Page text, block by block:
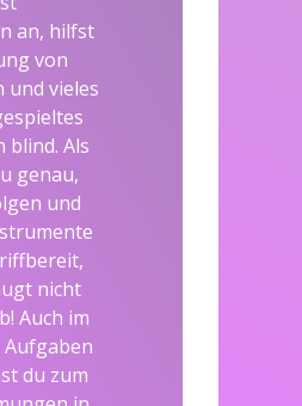
an, hilfst
von
vieles
blind. Als
genau,
und
nicht
Auch im
du zum